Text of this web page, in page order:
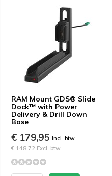
RAM Mount GDS® Slide
Dock™ with Power
Delivery & Drill Down
Base
€ 179,95 Incl. btw
€ 148,72 Excl. btw